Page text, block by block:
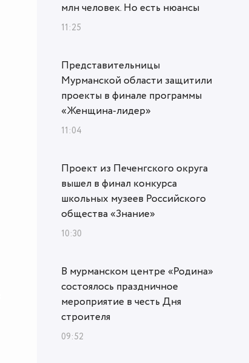
млн человек. Но есть нюансы
11:25
Представительницы
Мурманской области защитили
проекты в финале программы
«Женщина‑лидер»
11:04
Проект из Печенгского округа
вышел в финал конкурса
школьных музеев Российского
общества «Знание»
10:30
В мурманском центре «Родина»
состоялось праздничное
мероприятие в честь Дня
строителя
09:52